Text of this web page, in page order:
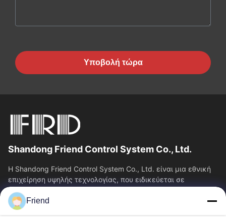
Υποβολή τώρα
Shandong Friend Control System Co., Ltd.
Η Shandong Friend Control System Co., Ltd. είναι μια εθνική
επιχείρηση υψηλής τεχνολογίας, που ειδικεύεται σε
υπηρεσίες Ε&Α οργάνων, κατασκευής...
Γρήγορες Συνδέσεις
Friend